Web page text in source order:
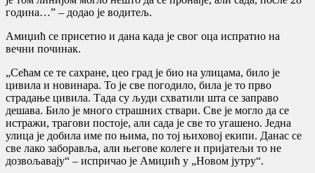
година…” – додао је водитељ.
Амиџић се присетио и дана када је свог оца испратио на
вечни починак.
„Сећам се те сахране, цео град је био на улицама, било је
цивила и новинара. То је све погодило, била је то прво
страдање цивила. Тада су људи схватили шта се заправо
дешава. Било је много страшних ствари. Све је могло да се
истражи, трагови постоје, али сада је све то угашено. Једна
улица је добила име по њима, по тој њиховој екипи. Данас се
све лако заборавља, али његове колеге и пријатељи то не
дозвољавају“ – испричао је Амиџић у „Новом јутру“.